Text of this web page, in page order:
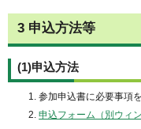
3 申込方法等
(1)申込方法
参加申込書に必要事項
申込フォーム（別ウィ